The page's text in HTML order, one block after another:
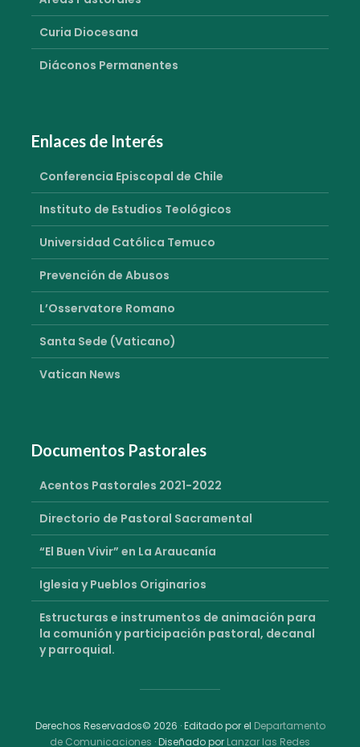
Curia Diocesana
Diáconos Permanentes
Enlaces de Interés
Conferencia Episcopal de Chile
Instituto de Estudios Teológicos
Universidad Católica Temuco
Prevención de Abusos
L’Osservatore Romano
Santa Sede (Vaticano)
Vatican News
Documentos Pastorales
Acentos Pastorales 2021-2022
Directorio de Pastoral Sacramental
“El Buen Vivir” en La Araucanía
Iglesia y Pueblos Originarios
Estructuras e instrumentos de animación para
la comunión y participación pastoral, decanal
y parroquial.
Derechos Reservados© 2026 · Editado por el Departamento
de Comunicaciones · Diseñado por Lanzar las Redes